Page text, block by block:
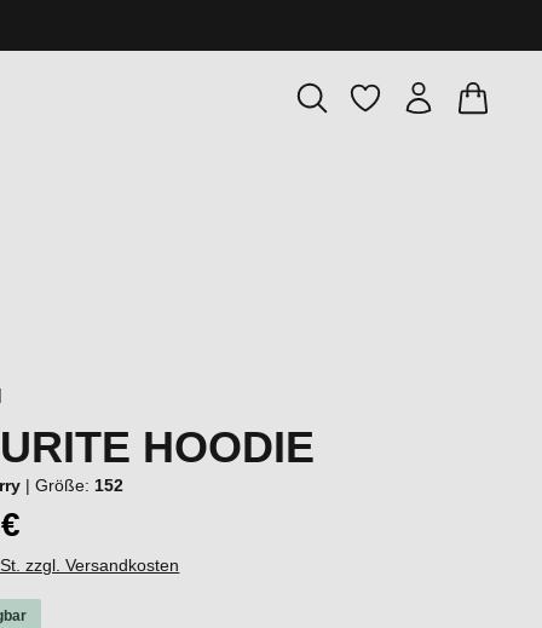
Du hast 0
HOODIE
| Größe: 152
zzgl. Versandkosten